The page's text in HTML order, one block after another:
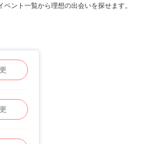
ント一覧から理想の出会いを探せます。